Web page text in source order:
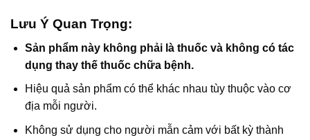
Lưu Ý Quan Trọng:
Sản phẩm này không phải là thuốc và không có tác
dụng thay thế thuốc chữa bệnh.
Hiệu quả sản phẩm có thể khác nhau tùy thuộc vào cơ
địa mỗi người.
Không sử dụng cho người mẫn cảm với bất kỳ thành